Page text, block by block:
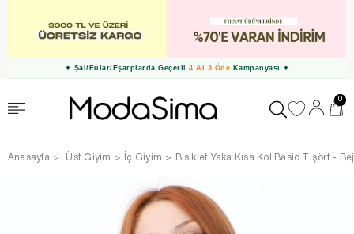
✦ Şal/Fular/Eşarplarda Geçerli 4 Al 3 Öde Kampanyası ✦
0
Anasayfa Üst Giyim İç Giyim Bisiklet Yaka Kısa Kol Basic Tişört - Bej